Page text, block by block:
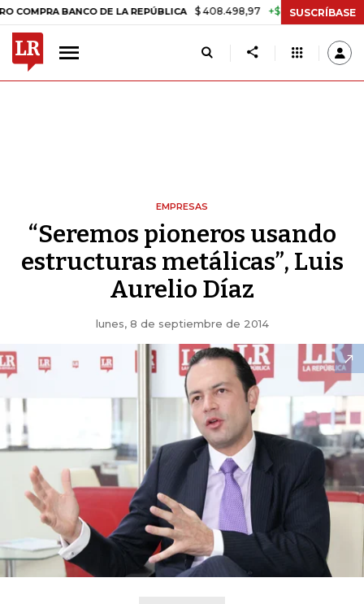
BANCO DE LA REPÚBLICA $ 408.498,97 +$ 8.753,81 +2,19%
SUSCRÍBASE
EMPRESAS
“Seremos pioneros usando
estructuras metálicas”, Luis
Aurelio Díaz
lunes, 8 de septiembre de 2014